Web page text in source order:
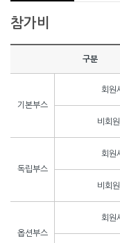
참가비
구분
기본부스
회원
비회
독립부스
회원
비회
옵션부스
회원